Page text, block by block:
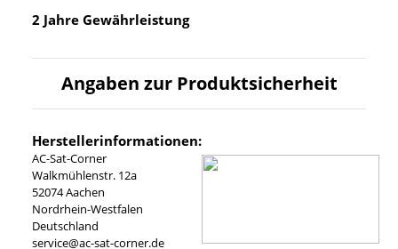
2 Jahre Gewährleistung
Angaben zur Produktsicherheit
Herstellerinformationen:
AC-Sat-Corner
Walkmühlenstr. 12a
52074 Aachen
Nordrhein-Westfalen
Deutschland
service@ac-sat-corner.de